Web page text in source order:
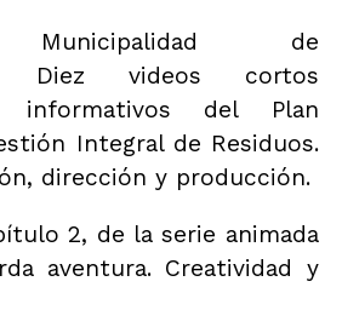
Municipalidad de
Diez videos cortos
informativos del Plan
Integral de Residuos.
dirección y producción.
2, de la serie animada
aventura. Creatividad y